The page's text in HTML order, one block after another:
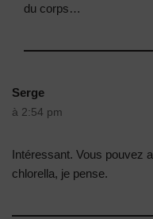
du corps…
Serge
à 2:54 pm
Intéressant. Vous pouvez
chlorella, je pense.